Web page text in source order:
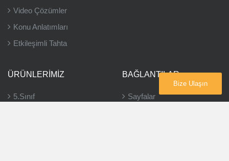
Video Çözümler
Konu Anlatımları
Etkileşimli Tahta
ÜRÜNLERIMIZ
5.Sınıf
BAĞLANTILAR
Sayfalar
Bize Ulaşın